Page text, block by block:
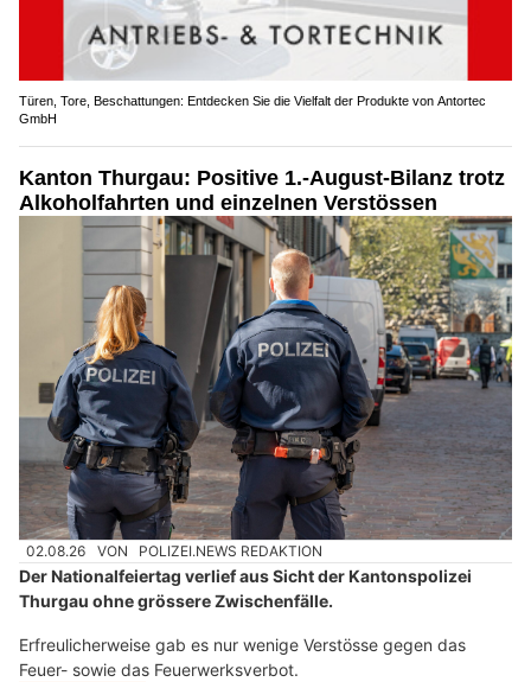
Türen, Tore, Beschattungen: Entdecken Sie die Vielfalt der Produkte von Antortec
GmbH
Kanton Thurgau: Positive 1.-August-Bilanz trotz
Alkoholfahrten und einzelnen Verstössen
02.08.26 VON POLIZEI.NEWS REDAKTION
Der Nationalfeiertag verlief aus Sicht der Kantonspolizei
Thurgau ohne grössere Zwischenfälle.
Erfreulicherweise gab es nur wenige Verstösse gegen das
Feuer- sowie das Feuerwerksverbot.